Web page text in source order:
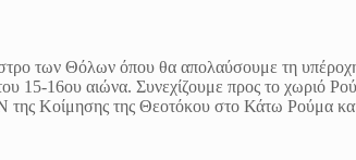
των Θόλων όπου θα απολαύσουμε τη
15-16ου αιώνα. Συνεχίζουμε προς το χωριό
της Κοίμησης της Θεοτόκου στο Κάτω Ρούμα